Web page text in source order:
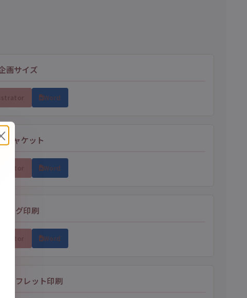
画サイズ
Word
ジャケット
Word
品タグ印刷
Word
パンフレット印刷